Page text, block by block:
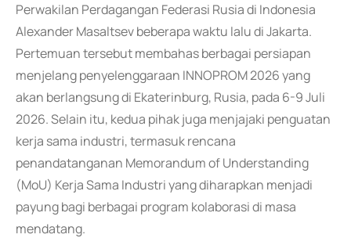
Perwakilan Perdagangan Federasi Rusia di Indonesia
Alexander Masaltsev beberapa waktu lalu di Jakarta.
Pertemuan tersebut membahas berbagai persiapan
menjelang penyelenggaraan INNOPROM 2026 yang
akan berlangsung di Ekaterinburg, Rusia, pada 6-9 Juli
2026. Selain itu, kedua pihak juga menjajaki penguatan
kerja sama industri, termasuk rencana
penandatanganan Memorandum of Understanding
(MoU) Kerja Sama Industri yang diharapkan menjadi
payung bagi berbagai program kolaborasi di masa
mendatang.